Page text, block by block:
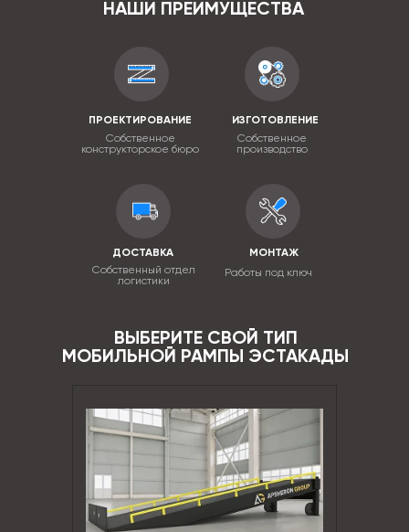
НАШИ ПРЕИМУЩЕСТВА
ПРОЕКТИРОВАНИЕ
Собственное
конструкторское бюро
ИЗГОТОВЛЕНИЕ
Собственное
производство
ДОСТАВКА
Собственный отдел
логистики
МОНТАЖ
Работы под ключ
ВЫБЕРИТЕ СВОЙ ТИП
МОБИЛЬНОЙ РАМПЫ ЭСТАКАДЫ